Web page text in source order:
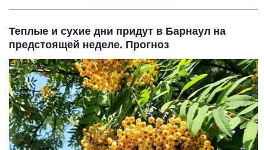
Теплые и сухие дни придут в Барнаул на
предстоящей неделе. Прогноз